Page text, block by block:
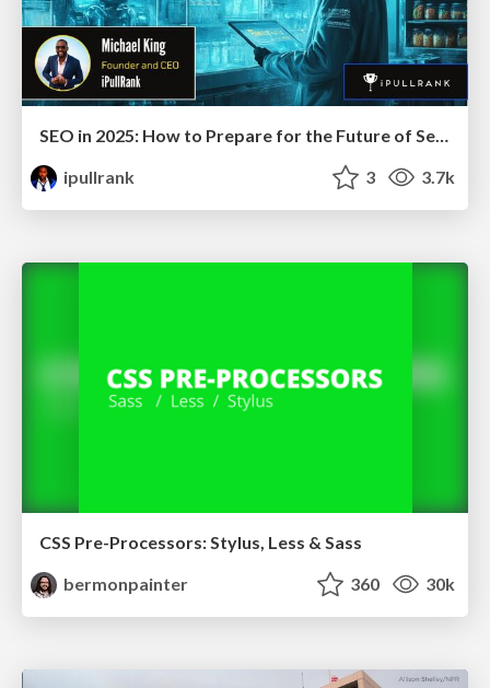
ipullrank
3 3.7k
CSS Pre-Processors: Stylus, Less & Sass
bermonpainter
360 30k